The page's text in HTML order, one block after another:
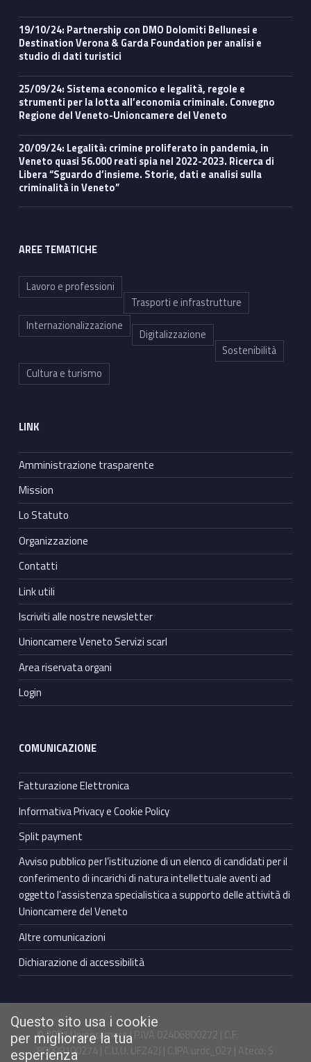
19/10/24: Partnership con DMO Dolomiti Bellunesi e
Destination Verona & Garda Foundation per analisi e
studio di dati turistici
25/09/24: Sistema economico e legalità, regole e
strumenti per la lotta all’economia criminale. Convegno
Regione del Veneto-Unioncamere del Veneto
20/09/24: Legalità: crimine proliferato in pandemia, in
Veneto quasi 56.000 reati spia nel 2022-2023. Ricerca di
Libera “Sguardo d’insieme. Storie, dati e analisi sulla
criminalità in Veneto”
AREE TEMATICHE
Lavoro e professioni
Trasporti e infrastrutture
Internazionalizzazione
Digitalizzazione
Sostenibilità
Cultura e turismo
LINK
Amministrazione trasparente
Mission
Lo Statuto
Organizzazione
Contatti
Link utili
Iscriviti alle nostre newsletter
Unioncamere Veneto Servizi scarl
Area riservata organi
Login
COMUNICAZIONE
Fatturazione Elettronica
Informativa Privacy e Cookie Policy
Split payment
Avviso pubblico per l’istituzione di un elenco di candidati per il
conferimento di incarichi di natura intellettuale aventi ad
oggetto l’assistenza specialistica a supporto delle attività di
Unioncamere del Veneto
Altre comunicazioni
Dichiarazione di accessibilità
© 2021 Unioncamere | P.IVA 02406800272 | C.F.
80009100274 | C.U.U. UFZ42J | C.IPA urdc_027 | Ateco: S
Questo sito usa i cookie
per migliorare la tua
esperienza